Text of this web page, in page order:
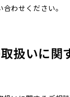
わせください。
扱いに関